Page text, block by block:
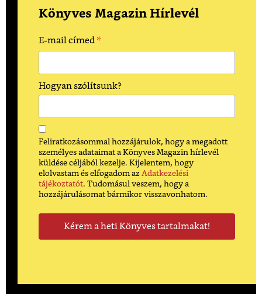
Könyves Magazin Hírlevél
E-mail címed*
Hogyan szólítsunk?
Feliratkozásommal hozzájárulok, hogy a megadott
személyes adataimat a Könyves Magazin hírlevél
küldése céljából kezelje. Kijelentem, hogy
elolvastam és elfogadom az Adatkezelési
tájékoztatót. Tudomásul veszem, hogy a
hozzájárulásomat bármikor visszavonhatom.